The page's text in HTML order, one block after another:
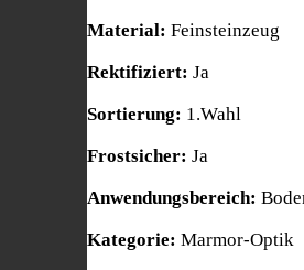
Material: Feinsteinzeug
Rektifiziert: Ja
Sortierung: 1.Wahl
Frostsicher: Ja
Anwendungsbereich:
Kategorie: Marmor-Optik